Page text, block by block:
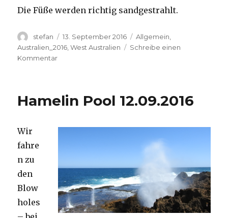
Die Füße werden richtig sandgestrahlt.
Autor
stefan
Veröffentlicht
am
13. September 2016 Kategorien
Allgemein
Australien_2016 ,West Australien
Schreibe einen
Kommentarzu
Hamelin Pool 12.09.2016
Wir
fahre
n zu
den
Blow
holes